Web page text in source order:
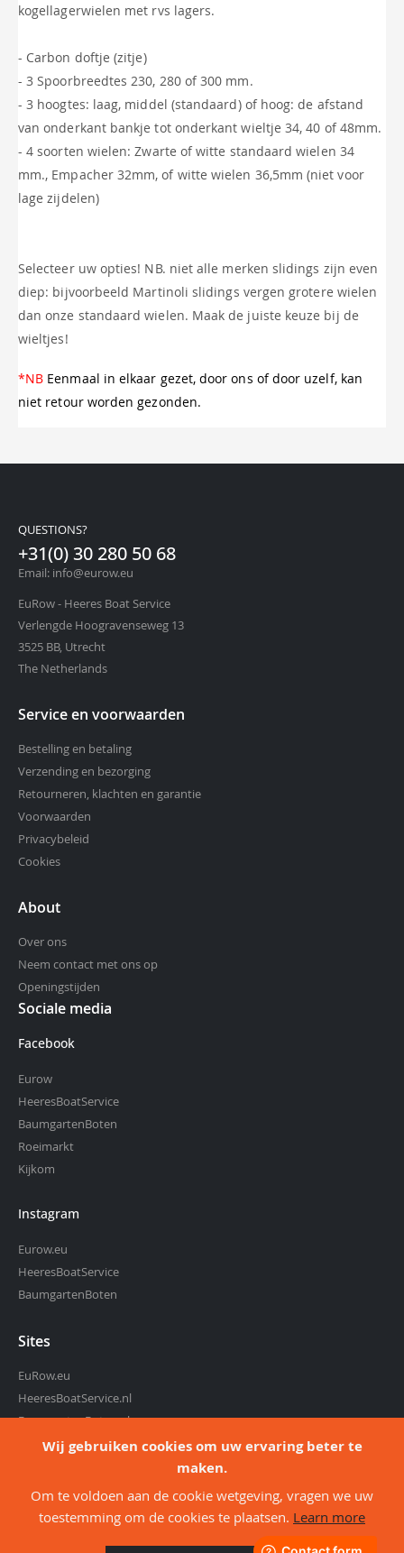
Wij gebruiken cookies om uw ervaring beter te
maken.
Om te voldoen aan de cookie wetgeving, vragen we uw
toestemming om de cookies te plaatsen. Learn more
kogellagerwielen met rvs lagers.
- Carbon doftje (zitje)
- 3 Spoorbreedtes 230, 280 of 300 mm.
- 3 hoogtes: laag, middel (standaard) of hoog: de afstand
van onderkant bankje tot onderkant wieltje 34, 40 of 48mm.
- 4 soorten wielen: Zwarte of witte standaard wielen 34
mm., Empacher 32mm, of witte wielen 36,5mm (niet voor
lage zijdelen)
Selecteer uw opties! NB. niet alle merken slidings zijn even
diep: bijvoorbeeld Martinoli slidings vergen grotere wielen
dan onze standaard wielen. Maak de juiste keuze bij de
wieltjes!
*NB Eenmaal in elkaar gezet, door ons of door uzelf, kan
niet retour worden gezonden.
QUESTIONS?
+31(0) 30 280 50 68
Email: info@eurow.eu
EuRow - Heeres Boat Service
Verlengde Hoogravenseweg 13
3525 BB, Utrecht
The Netherlands
Service en voorwaarden
Bestelling en betaling
Verzending en bezorging
Retourneren, klachten en garantie
Voorwaarden
Privacybeleid
Cookies
About
Over ons
Neem contact met ons op
Openingstijden
Sociale media
Facebook
Eurow
HeeresBoatService
BaumgartenBoten
Roeimarkt
Kijkom
Instagram
Eurow.eu
HeeresBoatService
BaumgartenBoten
Sites
EuRow.eu
HeeresBoatService.nl
BaumgartenBoten.nl
Roeimarkt.nl